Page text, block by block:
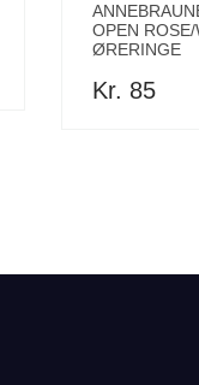
OPEN
ØRERINGE
Kr. 85